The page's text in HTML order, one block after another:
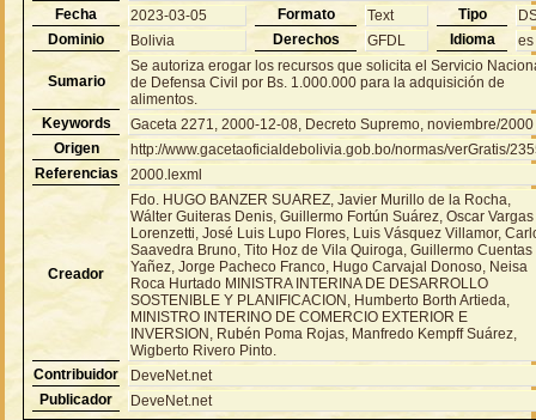
Fecha
2023-03-05 Formato Text Tipo
Dominio
Bolivia Derechos GFDL Idioma es
Sumario
Se autoriza erogar los recursos que solicita el Servicio
de Defensa Civil por Bs. 1.000.000 para la adquisición de
alimentos.
Keywords
Gaceta 2271, 2000-12-08, Decreto Supremo, noviembre/2000
Origen
http://www.gacetaoficialdebolivia.gob.bo/normas/verGratis/
Referencias
2000.lexml
Creador
Fdo. HUGO BANZER SUAREZ, Javier Murillo de la Rocha,
Wálter Guiteras Denis, Guillermo Fortún Suárez, Oscar Vargas
Lorenzetti, José Luis Lupo Flores, Luis Vásquez Villamor,
Saavedra Bruno, Tito Hoz de Vila Quiroga, Guillermo Cuentas
Yañez, Jorge Pacheco Franco, Hugo Carvajal Donoso, Neisa
Roca Hurtado MINISTRA INTERINA DE DESARROLLO
SOSTENIBLE Y PLANIFICACION, Humberto Borth Artieda,
MINISTRO INTERINO DE COMERCIO EXTERIOR E
INVERSION, Rubén Poma Rojas, Manfredo Kempff Suárez,
Wigberto Rivero Pinto.
Contribuidor
DeveNet.net
Publicador
DeveNet.net